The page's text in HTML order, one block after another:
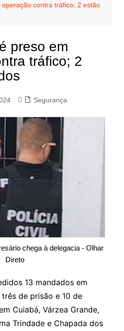
contra tráfico; 2 estão
preso em
tráfico; 2
Segurança
chega à delegacia - Olhar
Direto
13 mandados em
de prisão e 10 de
Cuiabá, Várzea Grande,
Trindade e Chapada dos